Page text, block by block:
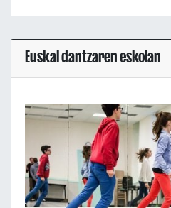
Euskal dantzaren eskolan